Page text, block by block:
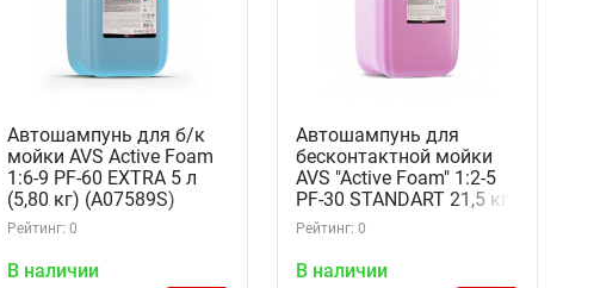
Автошампунь для б/к
мойки AVS Active Foam
1:6-9 PF-60 EXTRA 5 л
(5,80 кг) (A07589S)
Рейтинг: 0
В наличии
Автошампунь для
бесконтактной мойки
AVS "Active Foam" 1:2-5
PF-30 STANDART 21,5 кг
(A07541S)
Рейтинг: 0
В наличии